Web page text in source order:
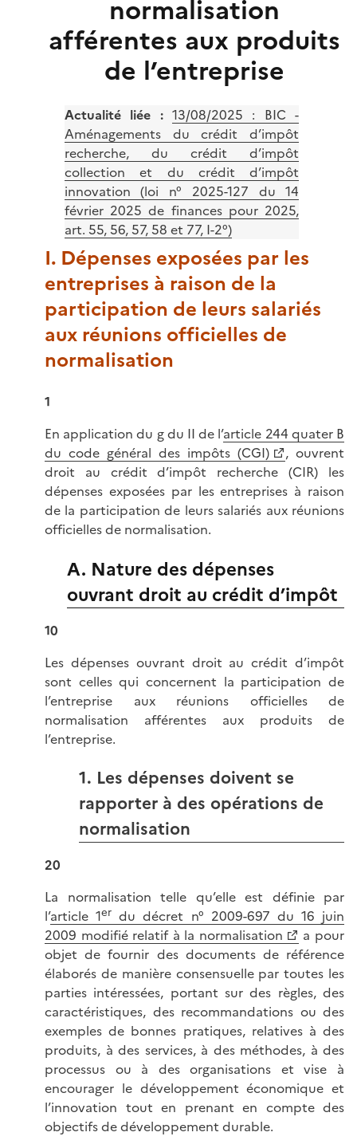
normalisation
afférentes aux produits
de l’entreprise
Actualité liée : 13/08/2025 : BIC -
Aménagements du crédit d’impôt
recherche, du crédit d’impôt
collection et du crédit d’impôt
innovation (loi n° 2025-127 du 14
février 2025 de finances pour 2025,
art. 55, 56, 57, 58 et 77, I-2°)
I. Dépenses exposées par les
entreprises à raison de la
participation de leurs salariés
aux réunions officielles de
normalisation
1
En application du g du II de l’article 244 quater B
du code général des impôts (CGI)
, ouvrent
droit au crédit d’impôt recherche (CIR) les
dépenses exposées par les entreprises à raison
de la participation de leurs salariés aux réunions
officielles de normalisation.
A. Nature des dépenses
ouvrant droit au crédit d’impôt
10
Les dépenses ouvrant droit au crédit d’impôt
sont celles qui concernent la participation de
l’entreprise aux réunions officielles de
normalisation afférentes aux produits de
l’entreprise.
1. Les dépenses doivent se
rapporter à des opérations de
normalisation
20
La normalisation telle qu’elle est définie par
l’article 1er du décret n° 2009-697 du 16 juin
2009 modifié relatif à la normalisation
a pour
objet de fournir des documents de référence
élaborés de manière consensuelle par toutes les
parties intéressées, portant sur des règles, des
caractéristiques, des recommandations ou des
exemples de bonnes pratiques, relatives à des
produits, à des services, à des méthodes, à des
processus ou à des organisations et vise à
encourager le développement économique et
l’innovation tout en prenant en compte des
objectifs de développement durable.